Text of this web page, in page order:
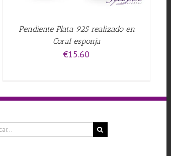
Pendiente Plata 925 realizado en
Coral esponja
€15.60